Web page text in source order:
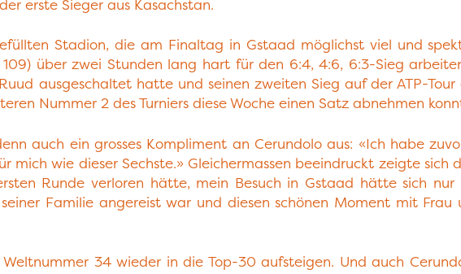
erste Sieger aus Kasachstan.
Stadion, die am Finaltag in Gstaad möglichst viel und
über zwei Stunden lang hart für den 6:4, 4:6, 6:3-Sieg
ausgeschaltet hatte und seinen zweiten Sieg auf der ATP-
Nummer 2 des Turniers diese Woche einen Satz abnehmen
auch ein grosses Kompliment an Cerundolo aus: «Ich habe
mich wie dieser Sechste.» Gleichermassen beeindruckt zeigte sich
Runde verloren hätte, mein Besuch in Gstaad hätte sich nur
Familie angereist war und diesen schönen Moment mit
34 wieder in die Top-30 aufsteigen. Und auch